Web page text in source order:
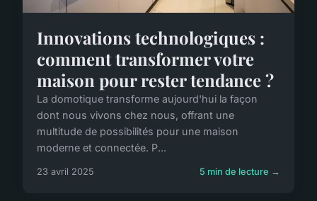
Innovations technologiques :
comment transformer votre
maison pour rester tendance ?
La domotique transforme aujourd'hui la façon
dont nous vivons chez nous, offrant une
multitude de possibilités pour une maison
moderne et connectée. P...
23 avril 2025 5 min de lecture →